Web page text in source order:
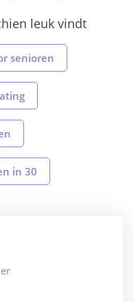
leuk vindt
senioren
in 30